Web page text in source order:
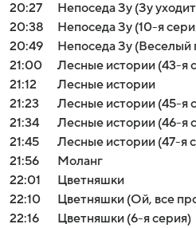
20:27
Непоседа Зу (Зу
20:38
Непоседа Зу (10-я
20:49
Непоседа Зу (Веселый
21:00
Лесные истории (43-я
21:12
Лесные истории
21:23
Лесные истории (45-я
21:34
Лесные истории (46-я
21:45
Лесные истории (47-я
21:56
Моланг
22:01
Цветняшки
22:10
Цветняшки (Ой, все
22:16
Цветняшки (6-я серия)